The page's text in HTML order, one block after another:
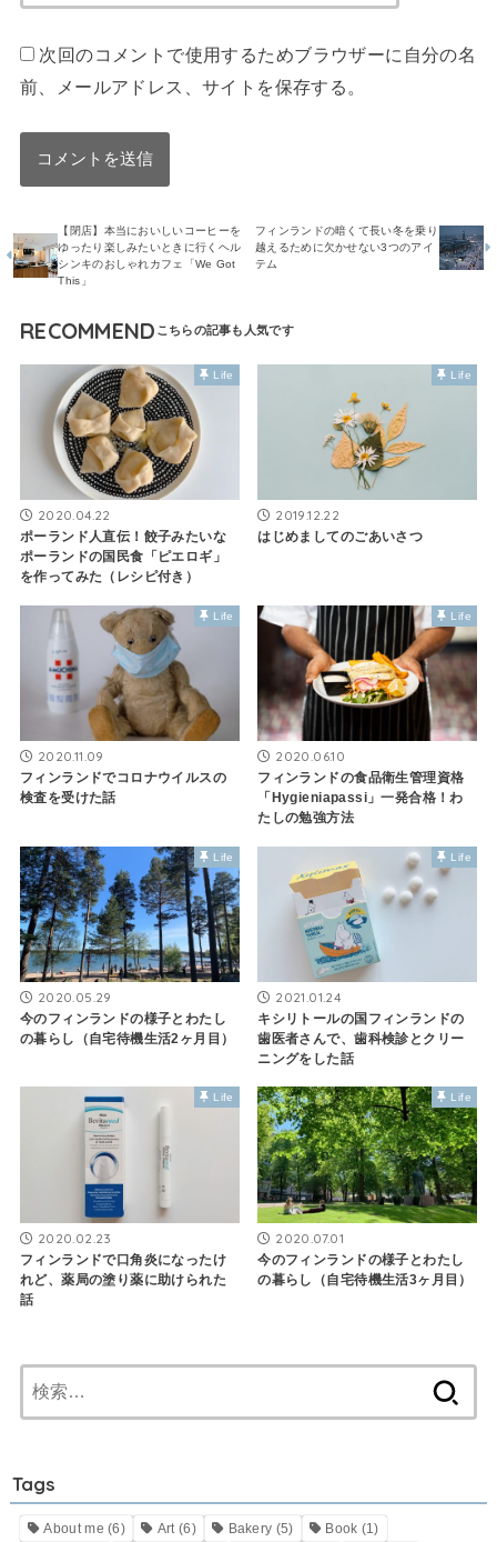
次回のコメントで使用するためブラウザーに自分の名
前、メールアドレス、サイトを保存する。
【閉店】本当においしいコーヒーを
ゆったり楽しみたいときに行くヘル
シンキのおしゃれカフェ「We Got
This」
フィンランドの暗くて長い冬を乗り
越えるために欠かせない3つのアイ
テム
RECOMMEND
Life
2020.04.22
ポーランド人直伝！餃子みたいな
ポーランドの国民食「ピエロギ」
を作ってみた（レシピ付き）
Life
2019.12.22
はじめましてのごあいさつ
Life
2020.11.09
フィンランドでコロナウイルスの
検査を受けた話
Life
2020.06.10
フィンランドの食品衛生管理資格
「Hygieniapassi」一発合格！わ
たしの勉強方法
Life
2020.05.29
今のフィンランドの様子とわたし
の暮らし（自宅待機生活2ヶ月目）
Life
2021.01.24
キシリトールの国フィンランドの
歯医者さんで、歯科検診とクリー
ニングをした話
Life
2020.02.23
フィンランドで口角炎になったけ
れど、薬局の塗り薬に助けられた
話
Life
2020.07.01
今のフィンランドの様子とわたし
の暮らし（自宅待機生活3ヶ月目）
索:
Tags
About me (6) Art (6) Bakery (5) Book (1)